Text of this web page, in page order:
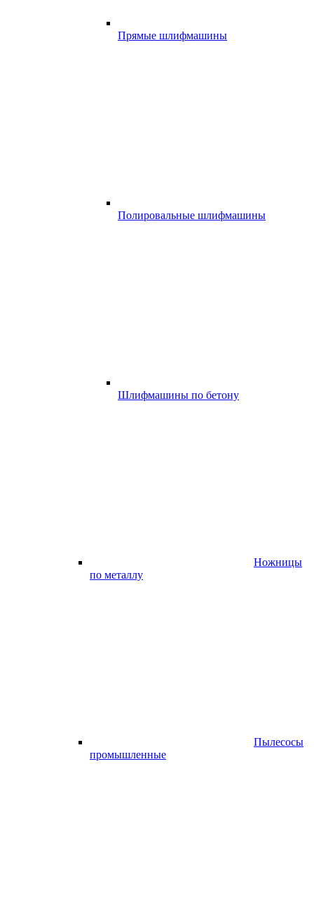
Прямые шлифмашины
Полировальные шлифмашины
Шлифмашины по бетону
Ножницы
по металлу
Пылесосы
промышленные